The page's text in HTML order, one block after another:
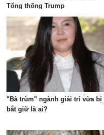
Tổng thống Trump
"Bà trùm" ngành giải trí vừa bị
bắt giữ là ai?